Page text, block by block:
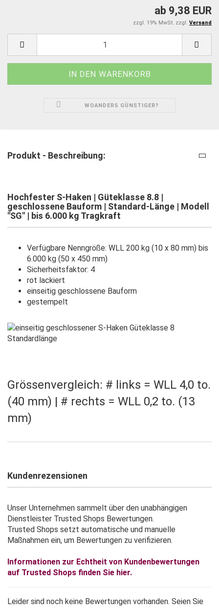
ab 9,38 EUR
zzgl. 19% MwSt. zzgl. Versand
WOANDERS GÜNSTIGER?
Produkt - Beschreibung:
Hochfester S-Haken | Güteklasse 8.8 |
geschlossene Bauform | Standard-Länge | Modell
"SG" | bis 6.000 kg Tragkraft
Verfügbare Nenngröße: WLL 200 kg (10 x 80 mm) bis
6.000 kg (50 x 450 mm)
Sicherheitsfaktor: 4
rot lackiert
einseitig geschlossene Bauform
gestempelt
Grössenvergleich: # links = WLL 4,0 to.
(40 mm) | # rechts = WLL 0,2 to. (13
mm)
Kundenrezensionen
Unser Unternehmen sammelt über den unabhängigen
Dienstleister Trusted Shops Bewertungen.
Trusted Shops setzt automatische und manuelle
Maßnahmen ein, um Bewertungen zu verifizieren.
Informationen zur Echtheit von Kundenbewertungen
auf Trusted Shops finden Sie hier.
Leider sind noch keine Bewertungen vorhanden. Seien Sie